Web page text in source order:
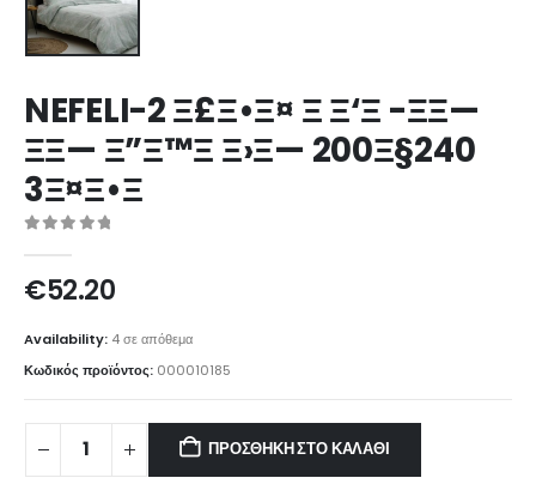
NEFELI-2 Ξ£Ξ•Ξ¤ Ξ Ξ‘Ξ -ΞΞ—
ΞΞ— Ξ”Ξ™Ξ Ξ›Ξ— 200Ξ§240
3Ξ¤Ξ•Ξ
€52.20
Availability: 4 σε απόθεμα
Κωδικός προϊόντος: 000010185
ΠΡΟΣΘΉΚΗ ΣΤΟ ΚΑΛΆΘΙ